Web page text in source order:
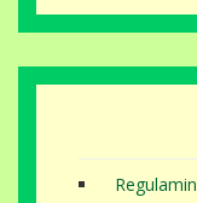
Regulamin